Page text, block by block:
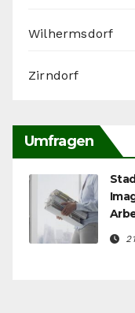
Wilhermsdorf
Zirndorf
Umfragen